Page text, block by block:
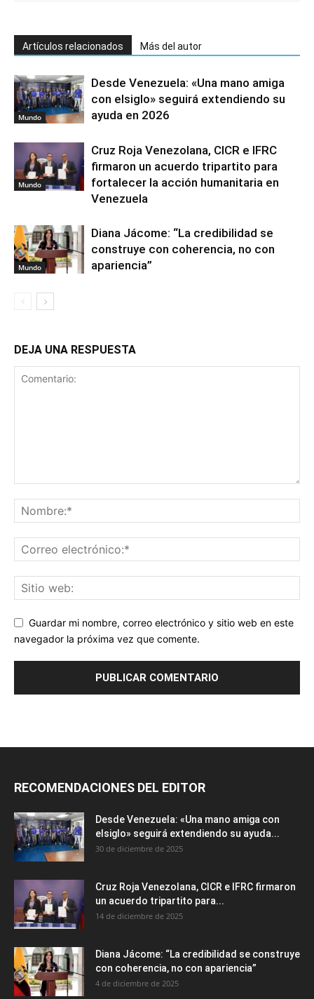
Artículos relacionados Más del autor
Mundo
Desde Venezuela: «Una mano amiga
con elsiglo» seguirá extendiendo su
ayuda en 2026
Mundo
Cruz Roja Venezolana, CICR e IFRC
firmaron un acuerdo tripartito para
fortalecer la acción humanitaria en
Venezuela
Mundo
Diana Jácome: “La credibilidad se
construye con coherencia, no con
apariencia”
DEJA UNA RESPUESTA
Guardar mi nombre, correo electrónico y sitio web en este
navegador la próxima vez que comente.
RECOMENDACIONES DEL EDITOR
Desde Venezuela: «Una mano amiga con
elsiglo» seguirá extendiendo su ayuda...
30 de diciembre de 2025
Cruz Roja Venezolana, CICR e IFRC firmaron
un acuerdo tripartito para...
14 de diciembre de 2025
Diana Jácome: “La credibilidad se construye
con coherencia, no con apariencia”
4 de diciembre de 2025